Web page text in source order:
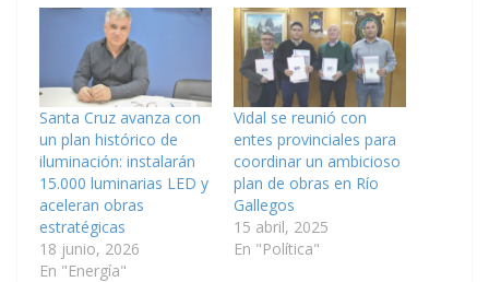
Santa Cruz avanza con
un plan histórico de
iluminación: instalarán
15.000 luminarias LED y
aceleran obras
estratégicas
18 junio, 2026
En "Energía"
Vidal se reunió con
entes provinciales para
coordinar un ambicioso
plan de obras en Río
Gallegos
15 abril, 2025
En "Política"